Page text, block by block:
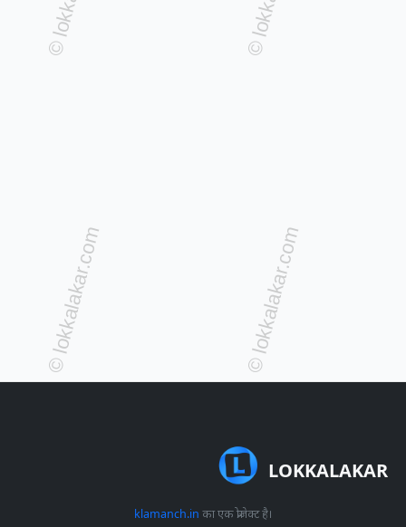
LOKKALAKAR
klamanch.in का एक प्रोजेक्ट है।